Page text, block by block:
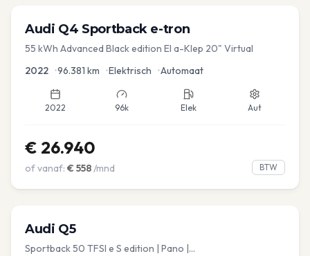
Audi Q4 Sportback e-tron
55 kWh Advanced Black edition El a-Klep 20" Virtual
2022 •96.381 km •Elektrisch •Automaat
2022 96k Elek Aut
€ 26.940
of vanaf: € 558/mnd BTW
Audi Q5
Sportback 50 TFSI e S edition | Pano |